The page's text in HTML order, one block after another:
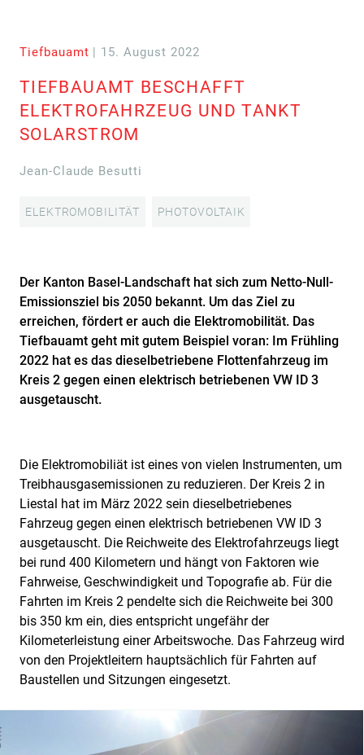
Tiefbauamt | 15. August 2022
TIEFBAUAMT BESCHAFFT
ELEKTROFAHRZEUG UND TANKT
SOLARSTROM
Jean-Claude Besutti
ELEKTROMOBILITÄT PHOTOVOLTAIK
Der Kanton Basel-Landschaft hat sich zum Netto-Null-
Emissionsziel bis 2050 bekannt. Um das Ziel zu
erreichen, fördert er auch die Elektromobilität. Das
Tiefbauamt geht mit gutem Beispiel voran: Im Frühling
2022 hat es das dieselbetriebene Flottenfahrzeug im
Kreis 2 gegen einen elektrisch betriebenen VW ID 3
ausgetauscht.
Die Elektromobiliät ist eines von vielen Instrumenten, um
Treibhausgasemissionen zu reduzieren. Der Kreis 2 in
Liestal hat im März 2022 sein dieselbetriebenes
Fahrzeug gegen einen elektrisch betriebenen VW ID 3
ausgetauscht. Die Reichweite des Elektrofahrzeugs liegt
bei rund 400 Kilometern und hängt von Faktoren wie
Fahrweise, Geschwindigkeit und Topografie ab. Für die
Fahrten im Kreis 2 pendelte sich die Reichweite bei 300
bis 350 km ein, dies entspricht ungefähr der
Kilometerleistung einer Arbeitswoche. Das Fahrzeug wird
von den Projektleitern hauptsächlich für Fahrten auf
Baustellen und Sitzungen eingesetzt.